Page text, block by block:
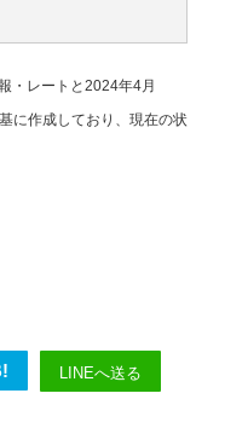
・レートと2024年4月
に作成しており、現在の状
LINEへ送る